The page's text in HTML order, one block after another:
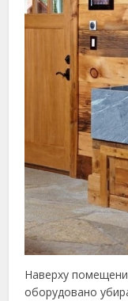
Наверху
оборудовано